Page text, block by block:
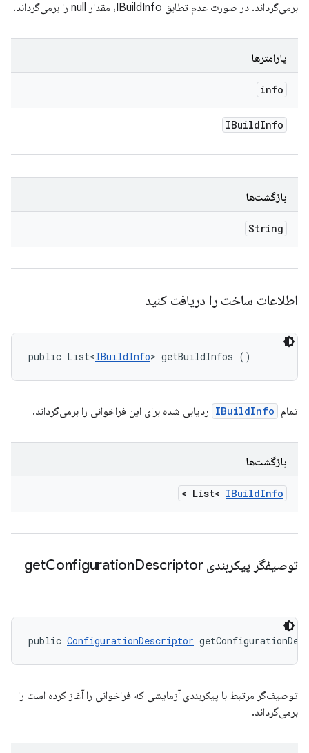
برمی‌گرداند. در صورت عدم تطابق IBuildInfo، مقدار null را برمی‌گرداند.
پارامترها
info
IBuildInfo
بازگشت‌ها
String
اطلاعات ساخت را دریافت کنید
public List<IBuildInfo> getBuildInfos ()
تمام IBuildInfo ردیابی شده برای این فراخوانی را برمی‌گرداند.
بازگشت‌ها
List< IBuildInfo
>
توصیفگر پیکربندی get ConfigurationDescriptor
public ConfigurationDescriptor
توصیف‌گر مرتبط با پیکربندی آزمایشی که فراخوانی را آغاز کرده است را
برمی‌گرداند.